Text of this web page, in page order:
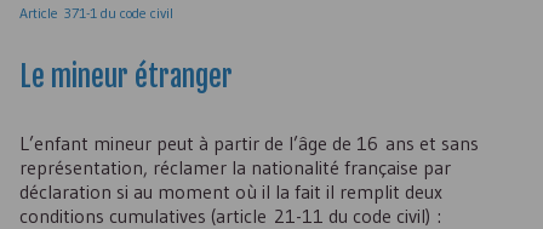
Article 371-1 du code civil
Le mineur étranger
L’enfant mineur peut à partir de l’âge de 16 ans et sans
représentation, réclamer la nationalité française par
déclaration si au moment où il la fait il remplit deux
conditions cumulatives (article 21-11 du code civil) :